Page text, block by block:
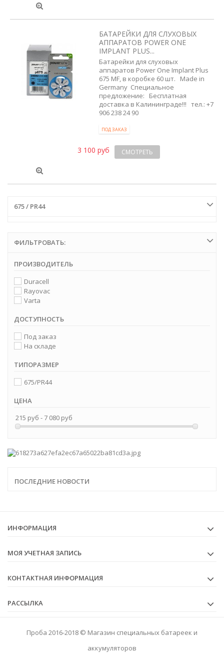
БАТАРЕЙКИ ДЛЯ СЛУХОВЫХ
АППАРАТОВ POWER ONE
IMPLANT PLUS...
Батарейки для слуховых
аппаратов Power One Implant Plus
675 MF, в коробке 60 шт. Made in
Germany Специальное
предложение: Бесплатная
доставка в Калининграде!!! тел.: +7
906 238 24 90
ПОД ЗАКАЗ
3 100 руб СМОТРЕТЬ
675 / PR44
ФИЛЬТРОВАТЬ:
ПРОИЗВОДИТЕЛЬ
Duracell
Rayovac
Varta
ДОСТУПНОСТЬ
Под заказ
На складе
ТИПОРАЗМЕР
675/PR44
ЦЕНА
215 руб - 7 080 руб
ПОСЛЕДНИЕ НОВОСТИ
ИНФОРМАЦИЯ
МОЯ УЧЕТНАЯ ЗАПИСЬ
КОНТАКТНАЯ ИНФОРМАЦИЯ
РАССЫЛКА
Проба 2016-2018 © Магазин специальных батареек и
аккумуляторов